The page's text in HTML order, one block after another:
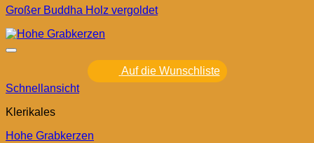
Großer Buddha Holz vergoldet
Auf die Wunschliste
Schnellansicht
Klerikales
Hohe Grabkerzen